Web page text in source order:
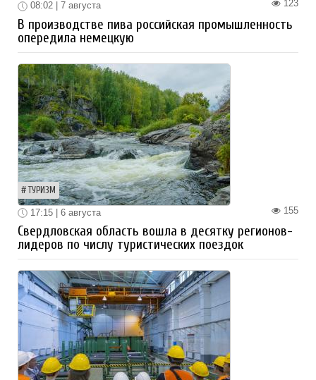
123
08:02 | 7 августа
В производстве пива российская промышленность
опередила немецкую
ТУРИЗМ
155
17:15 | 6 августа
Свердловская область вошла в десятку регионов-
лидеров по числу туристических поездок